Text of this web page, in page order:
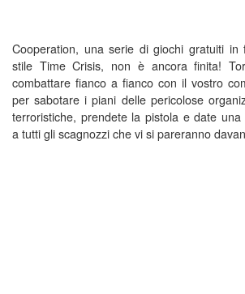
Cooperation, una serie di giochi gratuiti in
stile Time Crisis, non è ancora finita!
combattare fianco a fianco con il vostro
per sabotare i piani delle pericolose
terroristiche, prendete la pistola e date una
a tutti gli scagnozzi che vi si pareranno